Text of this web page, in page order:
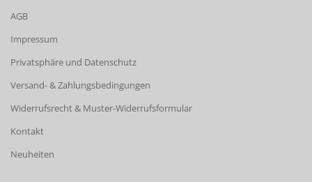
AGB
Impressum
Privatsphäre und Datenschutz
Versand- & Zahlungsbedingungen
Widerrufsrecht & Muster-Widerrufsformular
Kontakt
Neuheiten